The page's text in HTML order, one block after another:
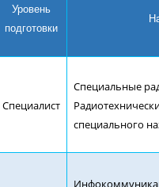
Уровень
подготовки
Специалист
Специальные
специального